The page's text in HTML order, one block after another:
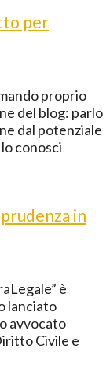
per
proprio
del blog: parlo
dal potenziale
conosci
in
è
lanciato
avvocato
Civile e